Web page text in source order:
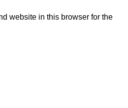
website in this browser for the